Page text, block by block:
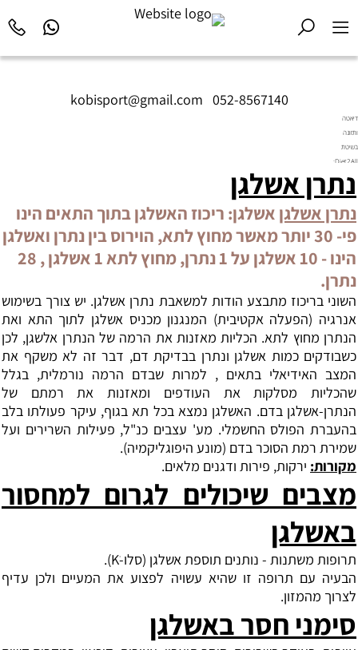
kobisport@gmail.com 052-8567140
דיאטה
ותזונה
בשיטת
Diet2All:
שמאחורי
המושלם.
נתרן אשלגן
נתרן אשלגן אשלגן: ריכוז האשלגן בתוך התאים הינו
פי- 30 יותר מאשר מחוץ לתא, הוירוס בין נתרן ואשלגן
הינו - 10 אשלגן על 1 נתרן, מחוץ לתא 1 אשלגן , 28
נתרן.
השוני בריכוז מתבצע הודות למשאבת נתרן אשלגן. יש צורך בשימוש
אנרגיה (הפעלה אקטיבית) המנגנון מכניס אשלגן לתוך התא ואת
הנתרן מחוץ לתא. הכליות מאזנות את הרמה של הנתרן אלשגן, לכן
כשבודקים כמות אשלגן ונתרן בבדיקת דם, דבר זה לא משקף את
המצב האידיאלי בתאים , למרות שבדם הרמה נורמלית, בגלל
שהכליות מסלקות את העודפים ומאזנות את רמתם של
הנתרן-אשלגן בדם. האשלגן נמצא בכל תא בגוף, עיקר פעולתו בלב
בהעברת הפולס החשמלי. מע' עצבים כנ"ל, פעילות השרירים ועל
שמירת רמת הסוכר בדם (מונע היפוגליקמיה).
מקורות: ירקות, פירות ודגנים מלאים.
מצבים שיכולים לגרום למחסור
באשלגן
תרופות משתנות - נותנים תוספת אשלגן (סלו-Kׂ).
הבעיה עם תרופה זו שהיא עשויה לפצוע את המעיים ולכן עדיף
לצרוך מהמזון.
סימני חסר באשלגן